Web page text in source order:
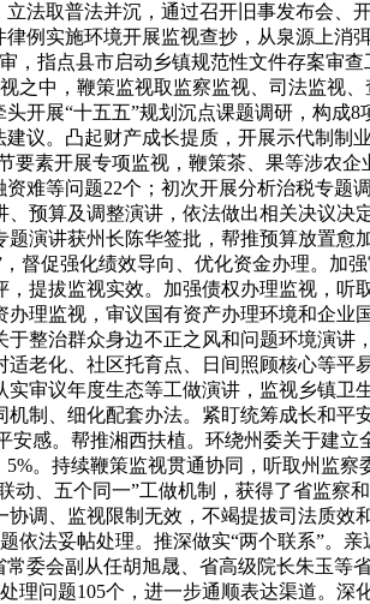
法取普法并沉，通过召开旧事发布会、
例实施环境开展监视查抄，从泉源上消
，指点县市启动乡镇规范性文件存案审
之中，鞭策监视取监察监视、司法监视
开展“十五五”规划沉点课题调研，构成8
议。凸起财产成长提质，开展示代制制
素开展专项监视，鞭策茶、果等涉农企
难等问题22个；初次开展分析治税专题
预算及调整演讲，依法做出相关决议决
演讲获州长陈华签批，帮推预算放置愈
督促强化绩效导向、优化资金办理。加
提拔监视实效。加强债权办理监视，听
理监视，审议国有资产办理环境和企业
整治群众身边不正之风和问题环境演讲
老化、社区托育点、日间照顾核心等平
审议年度生态等工做演讲，监视乡镇卫
制、细化配套办法。紧盯统筹成长和平
安感。帮推湘西扶植。环绕州委关于建立
。持续鞭策监视贯通协同，听取州监察
动、五个同一”工做机制，获得了省监察
调、监视限制无效，不竭提拔司法质效
依法妥帖处理。推深做实“两个联系”。亲
委会副从任胡旭晟、省高级院长朱玉等
理问题105个，进一步通顺表达渠道。深